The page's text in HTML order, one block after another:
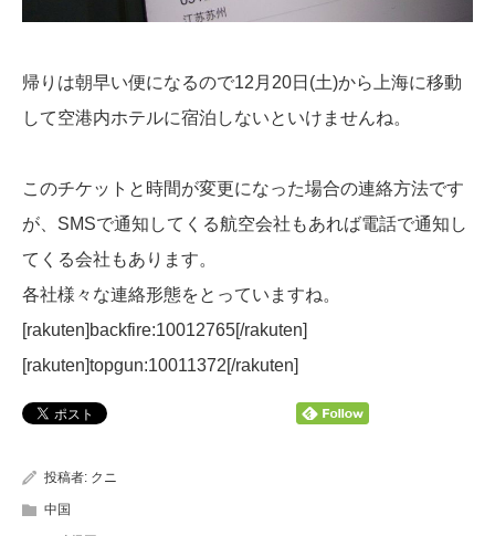
帰りは朝早い便になるので12月20日(土)から上海に移動
して空港内ホテルに宿泊しないといけませんね。
このチケットと時間が変更になった場合の連絡方法です
が、SMSで通知してくる航空会社もあれば電話で通知し
てくる会社もあります。
各社様々な連絡形態をとっていますね。
[rakuten]backfire:10012765[/rakuten]
[rakuten]topgun:10011372[/rakuten]
投稿者: クニ
中国